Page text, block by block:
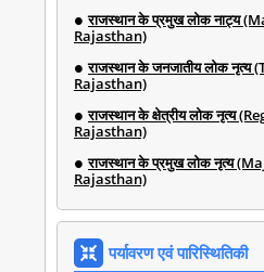
राजस्थान के प्रमुख लोक नाट्य
Rajasthan)
राजस्थान के जनजातीय लोक
Rajasthan)
राजस्थान के क्षेत्रीय लोक नृत्य
Rajasthan)
राजस्थान के प्रमुख लोक नृत्य
Rajasthan)
पर्यावरण एवं पारिस्थितिकी